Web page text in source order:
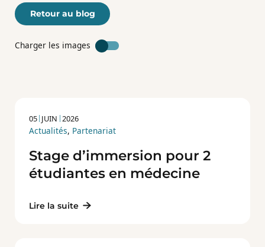
Retour au blog
Charger les images
05 JUIN 2026
Actualités, Partenariat
Stage d’immersion pour 2
étudiantes en médecine
Lire la suite